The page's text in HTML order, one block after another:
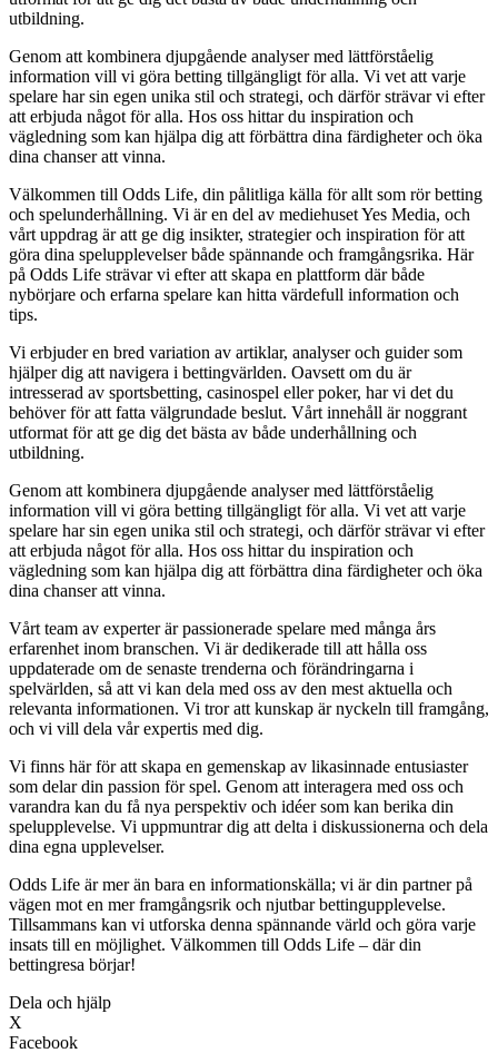
utbildning.
Genom att kombinera djupgående analyser med lättförståelig
information vill vi göra betting tillgängligt för alla. Vi vet att varje
spelare har sin egen unika stil och strategi, och därför strävar vi efter
att erbjuda något för alla. Hos oss hittar du inspiration och
vägledning som kan hjälpa dig att förbättra dina färdigheter och öka
dina chanser att vinna.
Välkommen till Odds Life, din pålitliga källa för allt som rör betting
och spelunderhållning. Vi är en del av mediehuset Yes Media, och
vårt uppdrag är att ge dig insikter, strategier och inspiration för att
göra dina spelupplevelser både spännande och framgångsrika. Här
på Odds Life strävar vi efter att skapa en plattform där både
nybörjare och erfarna spelare kan hitta värdefull information och
tips.
Vi erbjuder en bred variation av artiklar, analyser och guider som
hjälper dig att navigera i bettingvärlden. Oavsett om du är
intresserad av sportsbetting, casinospel eller poker, har vi det du
behöver för att fatta välgrundade beslut. Vårt innehåll är noggrant
utformat för att ge dig det bästa av både underhållning och
utbildning.
Genom att kombinera djupgående analyser med lättförståelig
information vill vi göra betting tillgängligt för alla. Vi vet att varje
spelare har sin egen unika stil och strategi, och därför strävar vi efter
att erbjuda något för alla. Hos oss hittar du inspiration och
vägledning som kan hjälpa dig att förbättra dina färdigheter och öka
dina chanser att vinna.
Vårt team av experter är passionerade spelare med många års
erfarenhet inom branschen. Vi är dedikerade till att hålla oss
uppdaterade om de senaste trenderna och förändringarna i
spelvärlden, så att vi kan dela med oss av den mest aktuella och
relevanta informationen. Vi tror att kunskap är nyckeln till framgång,
och vi vill dela vår expertis med dig.
Vi finns här för att skapa en gemenskap av likasinnade entusiaster
som delar din passion för spel. Genom att interagera med oss och
varandra kan du få nya perspektiv och idéer som kan berika din
spelupplevelse. Vi uppmuntrar dig att delta i diskussionerna och dela
dina egna upplevelser.
Odds Life är mer än bara en informationskälla; vi är din partner på
vägen mot en mer framgångsrik och njutbar bettingupplevelse.
Tillsammans kan vi utforska denna spännande värld och göra varje
insats till en möjlighet. Välkommen till Odds Life – där din
bettingresa börjar!
Dela och hjälp
X
Facebook